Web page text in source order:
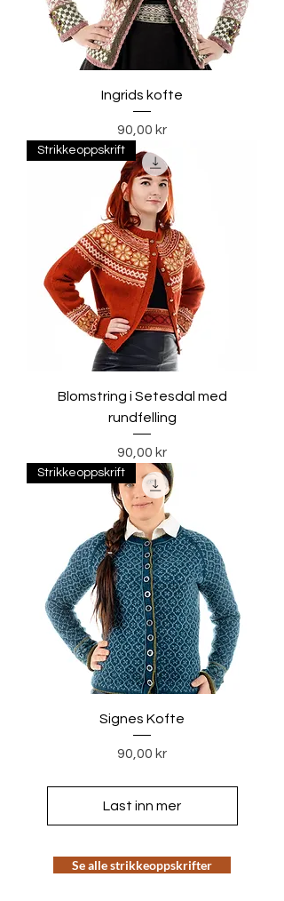
Ingrids kofte
Pris
90,00 kr
Strikkeoppskrift
Blomstring i Setesdal med
rundfelling
Pris
90,00 kr
Strikkeoppskrift
Signes Kofte
Pris
90,00 kr
Last inn mer
Se alle strikkeoppskrifter